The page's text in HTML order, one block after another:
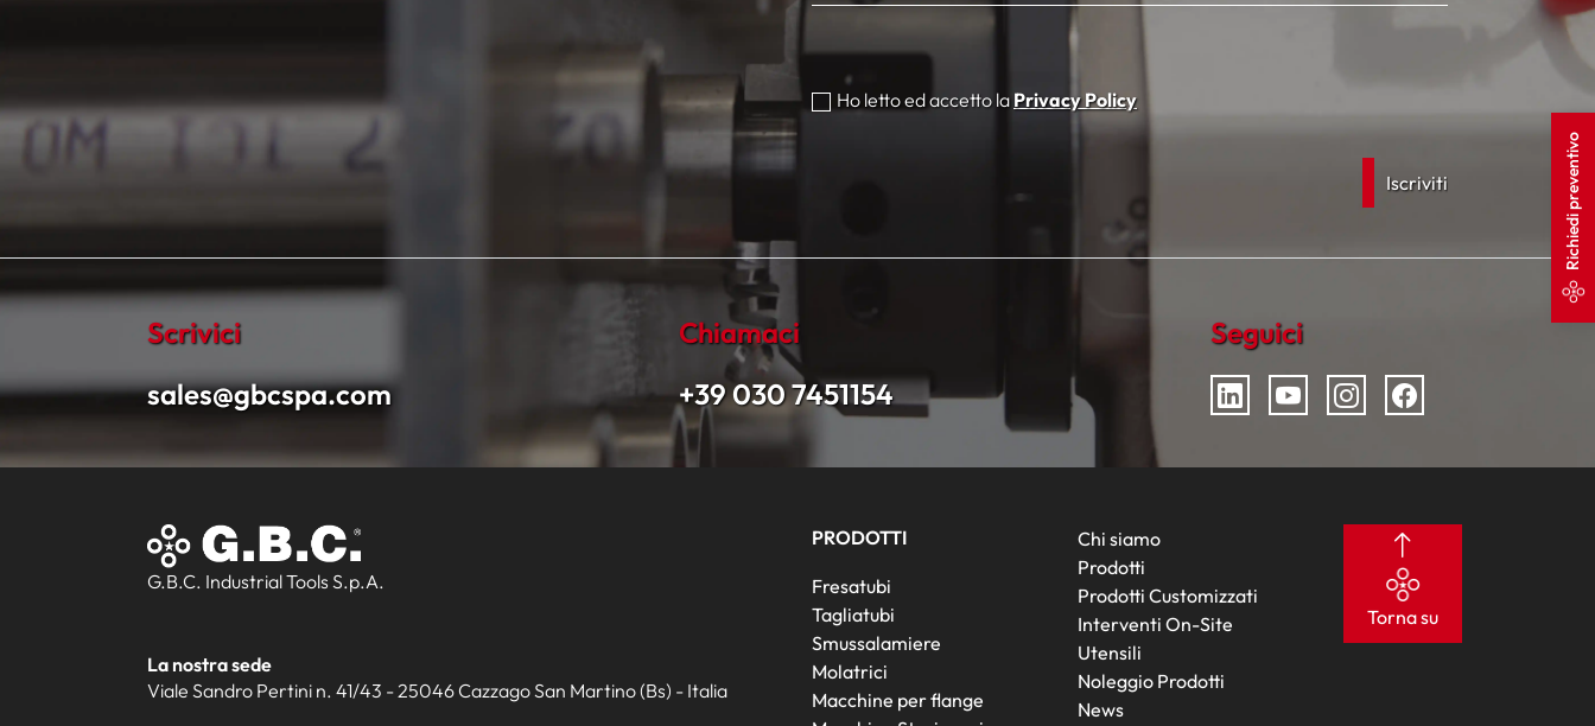
Richiedi preventivo
Ho letto ed accetto la Privacy Policy
Scrivici
sales@gbcspa.com
Chiamaci
+39 030 7451154
Seguici
G.B.C. Industrial Tools S.p.A.
La nostra sede
Viale Sandro Pertini n. 41/43 - 25046 Cazzago San Martino (Bs) - Italia
PRODOTTI
Fresatubi
Tagliatubi
Smussalamiere
Molatrici
Macchine per flange
Chi siamo
Prodotti
Prodotti Customizzati
Interventi On-Site
Utensili
Noleggio Prodotti
News
Torna su